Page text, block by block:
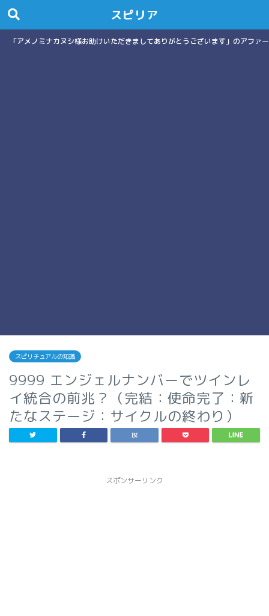
スピリア
「アメノミナカヌシ様お助けいただきましてありがとうございます」のアフ
スピリチュアルの知識
9999 エンジェルナンバーでツインレ
イ統合の前兆？（完結：使命完了：新
たなステージ：サイクルの終わり）
スポンサーリンク